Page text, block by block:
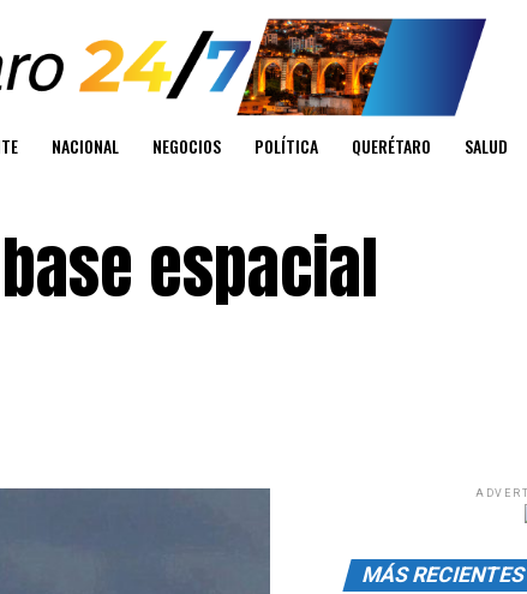
NACIONAL NEGOCIOS POLÍTICA QUERÉTARO SALUD
espacial
MÁS RECIENTES